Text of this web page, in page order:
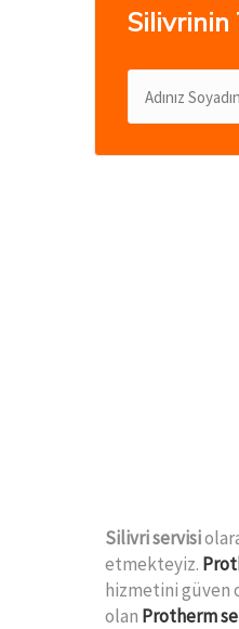
Silivrinin
Silivri servisi
etmekteyiz.
hizmetini güven
olan Protherm